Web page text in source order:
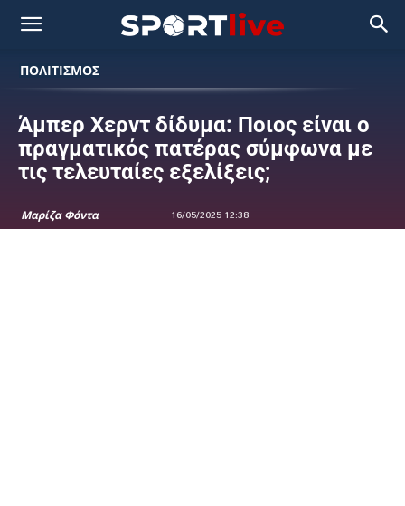
ΠΟΛΙΤΙΣΜΟΣ
Άμπερ Χερντ δίδυμα: Ποιος είναι ο
πραγματικός πατέρας σύμφωνα με
τις τελευταίες εξελίξεις;
Μαρίζα Φόντα 16/05/2025 12:38